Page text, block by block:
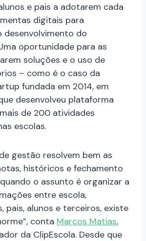
e pais a adotarem cada
digitais para
desenvolvimento do
oportunidade para as
soluções e o uso de
– como é o caso da
fundada em 2014, em
desenvolveu plataforma
de 200 atividades
escolas.
gestão resolvem bem as
históricos e fechamento
o assunto é organizar a
entre escola,
pais, alunos e terceiros, existe
conta Marcos Matias,
da ClipEscola. Desde que